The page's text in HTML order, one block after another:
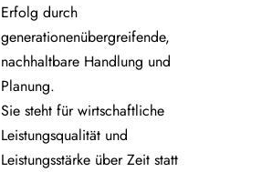
Erfolg durch
generationenübergreifende,
nachhaltbare Handlung und
Planung.
Sie steht für wirtschaftliche
Leistungsqualität und
Leistungsstärke über Zeit statt